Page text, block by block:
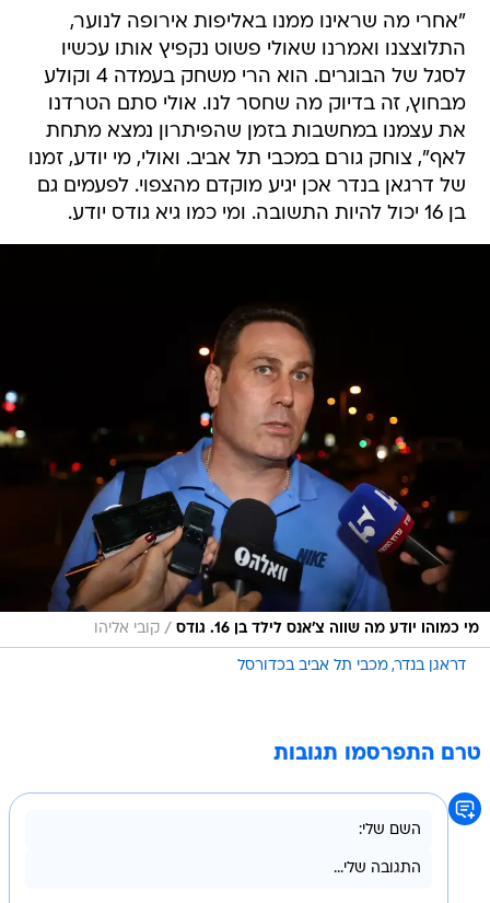
"אחרי מה שראינו ממנו באליפות אירופה לנוער,
התלוצצנו ואמרנו שאולי פשוט נקפיץ אותו עכשיו
לסגל של הבוגרים. הוא הרי משחק בעמדה 4 וקולע
מבחוץ, זה בדיוק מה שחסר לנו. אולי סתם הטרדנו
את עצמנו במחשבות בזמן שהפיתרון נמצא מתחת
לאף", צוחק גורם במכבי תל אביב. ואולי, מי יודע, זמנו
של דרגאן בנדר אכן יגיע מוקדם מהצפוי. לפעמים גם
בן 16 יכול להיות התשובה. ומי כמו גיא גודס יודע.
מי כמוהו יודע מה שווה צ'אנס לילד בן 16. גודס / קובי אליהו
דראגן בנדר מכבי תל אביב בכדורסל
טרם התפרסמו תגובות